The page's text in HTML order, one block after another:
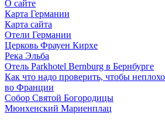
О сайте
Карта Германии
Карта сайта
Отели Германии
Церковь Фрауен Кирхе
Река Эльба
Отель Parkhotel Bernburg в Бернбурге
Как что надо проверить, чтобы
во Франции
Собор Святой Богородицы
Мюнхенский Мариенплац